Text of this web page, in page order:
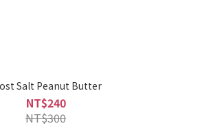
Salt Peanut Butter
NT$240
NT$300